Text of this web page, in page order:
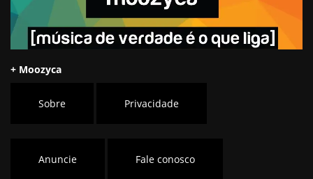
+ Moozyca
Sobre Privacidade
Anuncie Fale conosco